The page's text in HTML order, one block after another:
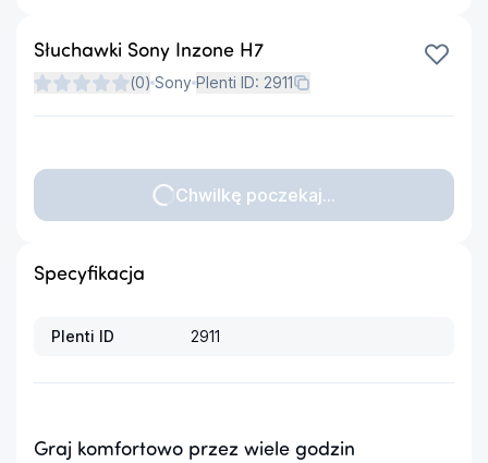
Słuchawki Sony Inzone H7
(0) Sony Plenti ID: 2911
Chwilkę poczekaj...
Specyfikacja
Plenti ID 2911
Graj komfortowo przez wiele godzin